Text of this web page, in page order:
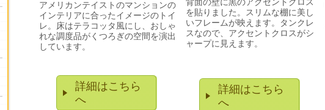
アメリカンテイストのマンションの
インテリアに合ったイメージのトイ
レ。床はテラコッタ風にし、おしゃ
れな調度品がくつろぎの空間を演出
しています。
詳細はこちら
へ
を貼りました。スリムな棚に美し
いフレームが映えます。タンクレ
スなので、アクセントクロスがシ
ャープに見えます。
詳細はこちら
へ